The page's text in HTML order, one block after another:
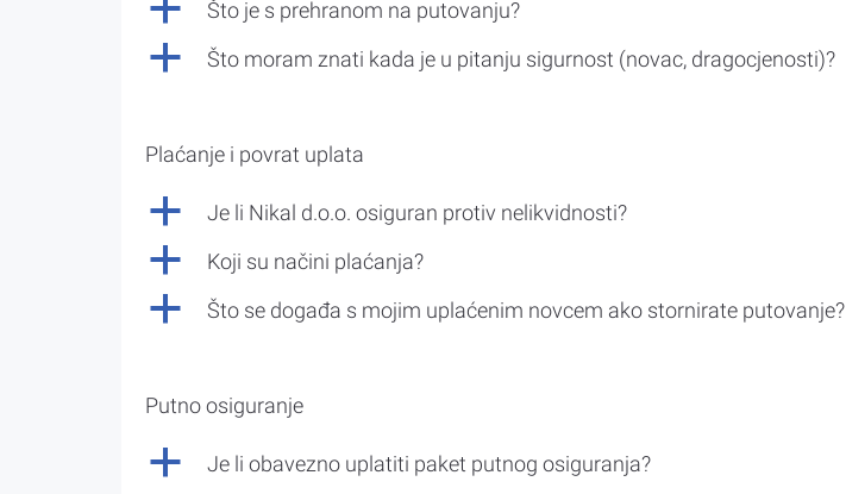
a Što je s prehranom na putovanju?
a Što moram znati kada je u pitanju sigurnost (novac, dragocjenosti)?
Plaćanje i povrat uplata
a Je li Nikal d.o.o. osiguran protiv nelikvidnosti?
a Koji su načini plaćanja?
a Što se događa s mojim uplaćenim novcem ako stornirate putovanje?
Putno osiguranje
a Je li obavezno uplatiti paket putnog osiguranja?